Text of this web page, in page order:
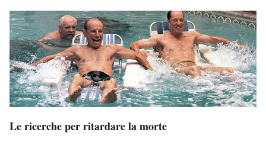
Le ricerche per ritardare la morte